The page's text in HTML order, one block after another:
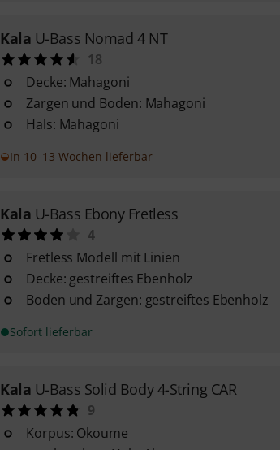
Kala U-Bass Nomad 4 NT
18
Decke: Mahagoni
Zargen und Boden: Mahagoni
Hals: Mahagoni
In 10–13 Wochen lieferbar
Kala U-Bass Ebony Fretless
4
Fretless Modell mit Linien
Decke: gestreiftes Ebenholz
Boden und Zargen: gestreiftes Ebenholz
Sofort lieferbar
Kala U-Bass Solid Body 4-String CAR
9
Korpus: Okoume